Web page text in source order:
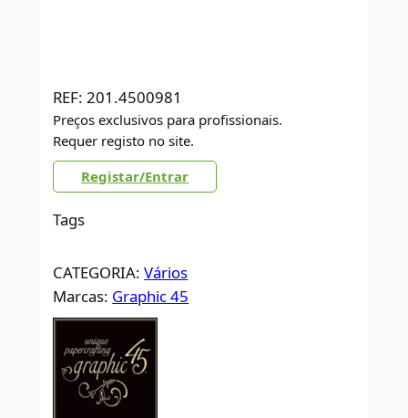
REF: 201.4500981
Preços exclusivos para profissionais.
Requer registo no site.
Registar/Entrar
Tags
CATEGORIA:Vários
Marcas: Graphic 45